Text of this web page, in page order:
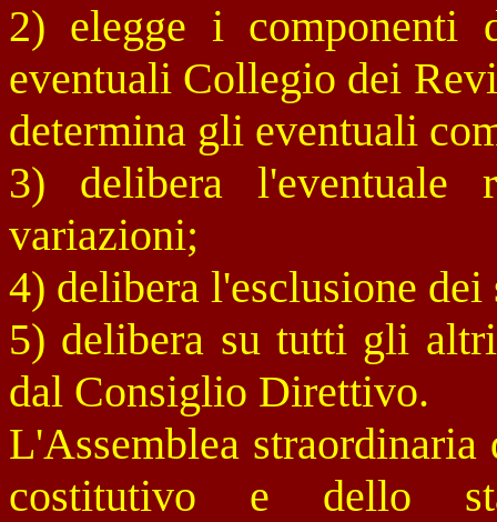
2) elegge i componenti
eventuali Collegio dei
determina gli eventuali
3) delibera l'eventuale
variazioni;
4) delibera l'esclusione dei
5) delibera su tutti gli
dal Consiglio Direttivo.
L'Assemblea
costitutivo e dello